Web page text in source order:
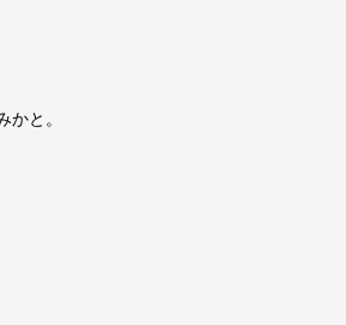
かと。